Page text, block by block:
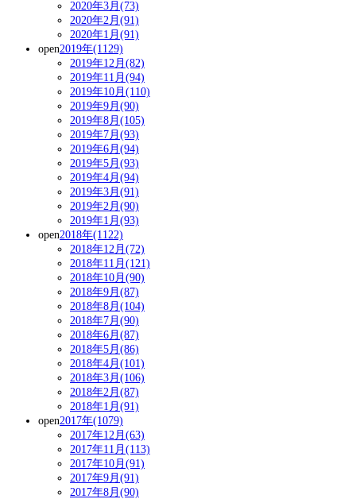
2020年3月(73)
2020年2月(91)
2020年1月(91)
open2019年(1129)
2019年12月(82)
2019年11月(94)
2019年10月(110)
2019年9月(90)
2019年8月(105)
2019年7月(93)
2019年6月(94)
2019年5月(93)
2019年4月(94)
2019年3月(91)
2019年2月(90)
2019年1月(93)
open2018年(1122)
2018年12月(72)
2018年11月(121)
2018年10月(90)
2018年9月(87)
2018年8月(104)
2018年7月(90)
2018年6月(87)
2018年5月(86)
2018年4月(101)
2018年3月(106)
2018年2月(87)
2018年1月(91)
open2017年(1079)
2017年12月(63)
2017年11月(113)
2017年10月(91)
2017年9月(91)
2017年8月(90)